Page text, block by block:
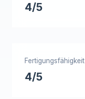
4/5
Fertigungsfähigkeit
4/5